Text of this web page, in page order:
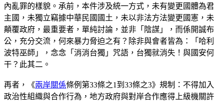
內亂罪的樣貌。承前，本件涉及統一方式，未有變更國體為君
主國，未獨立竊據中華民國國土，未以非法方法變更國憲，未
顛覆政府，最重要者，單純討論，並非「陰謀」，而係開誠布
公，充分交流，何來暴力脅迫之有？除非與會者皆為：「哈利
波特巫師」，念念「消消台獨」咒語，台獨就消失！與國安何
干？此其二。
再者，《兩岸關係條例第33條之1到33條之3》規制：不得加入
政治性組織與合作行為，地方政府與對岸合作應得上級機關許